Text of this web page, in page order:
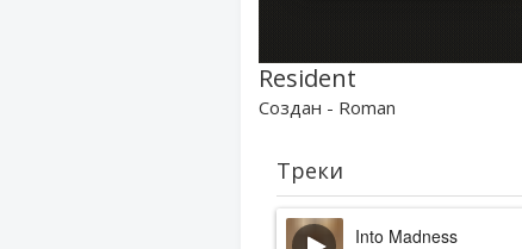
Resident
Создан - Roman
Треки
Into Madness